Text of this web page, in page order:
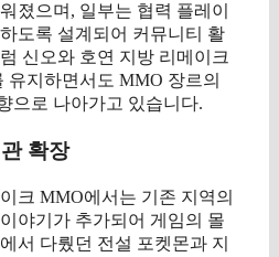
졌으며, 일부는 협력 플레이
도록 설계되어 커뮤니티 활
신오와 호연 지방 리메이크
지하면서도 MMO 장르의
으로 나아가고 있습니다.
확장
크 MMO에서는 기존 지역의
야기가 추가되어 게임의 몰
서 다뤘던 전설 포켓몬과 지